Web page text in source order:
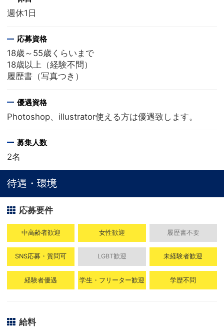
週休1日
応募資格
18歳～55歳くらいまで
18歳以上（経験不問）
履歴書（写真つき）
優遇資格
Photoshop、illustrator使える方は優遇致します。
募集人数
2名
待遇・環境
応募要件
中高齢者歓迎 女性歓迎 履歴書不要
SNS応募・質問可 LGBT歓迎 未経験者歓迎
経験者優遇 学生・フリーター歓迎 学歴不問
給料